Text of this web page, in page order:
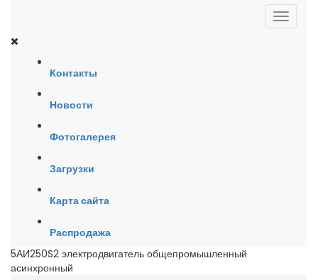
Контакты
Новости
Фотогалерея
Загрузки
Карта сайта
Распродажа
5АИ250S2 электродвигатель общепромышленный
асинхронный